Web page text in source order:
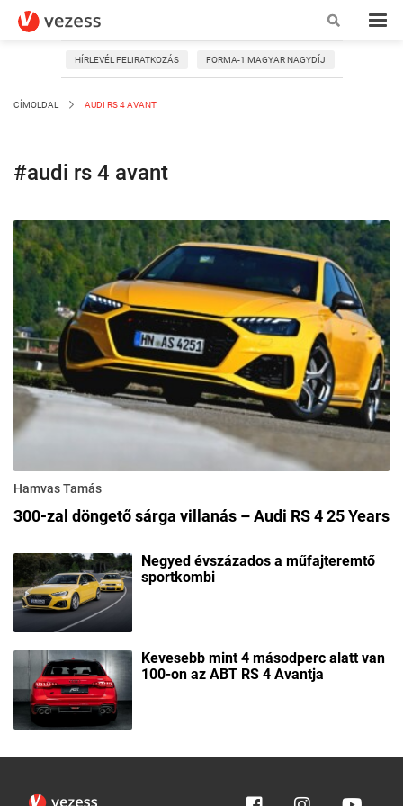
HÍRLEVÉL FELIRATKOZÁS FORMA-1 MAGYAR NAGYDÍJ
CÍMOLDAL AUDI RS 4 AVANT
#audi rs 4 avant
Hamvas Tamás
300-zal döngető sárga villanás – Audi RS 4 25 Years
Negyed évszázados a műfajteremtő
sportkombi
Kevesebb mint 4 másodperc alatt van
100-on az ABT RS 4 Avantja